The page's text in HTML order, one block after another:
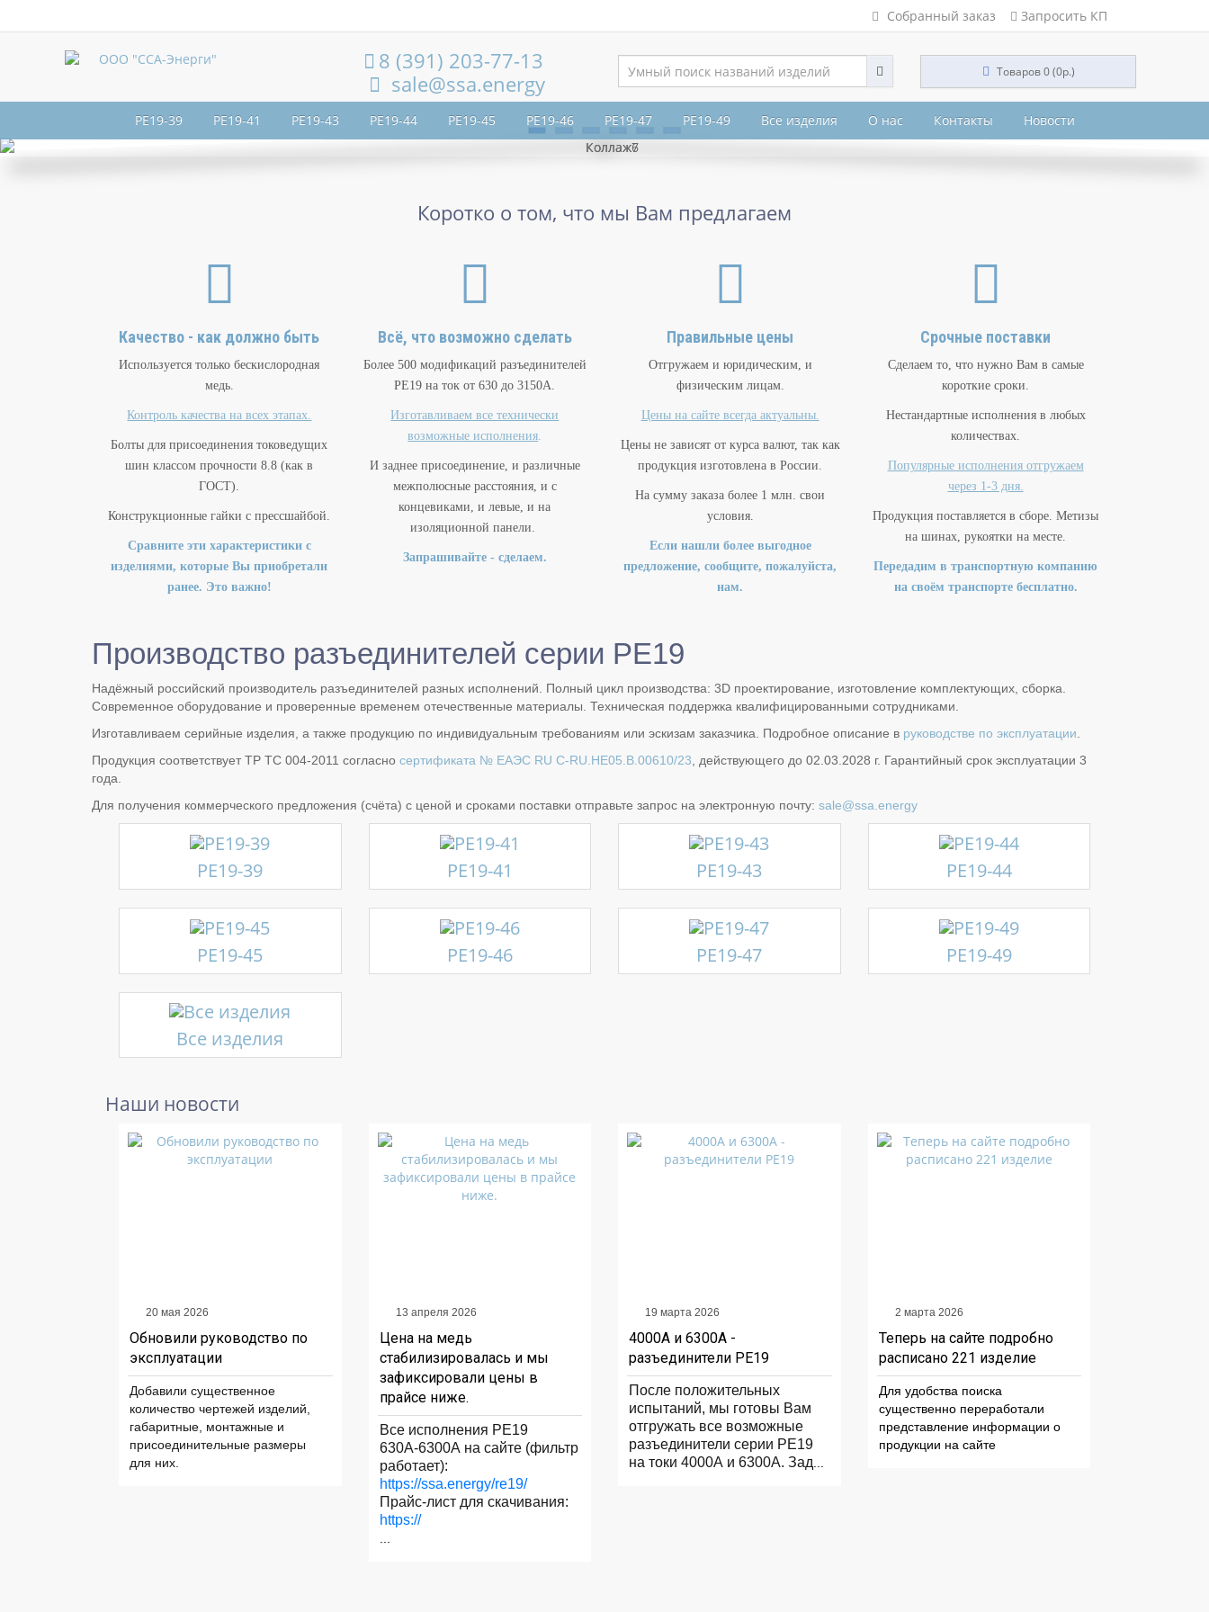
Собранный заказ Запросить КП
8 (391) 203-77-13
sale@ssa.energy
Товаров 0 (0р.)
РЕ19-39 РЕ19-41 РЕ19-43 РЕ19-44 РЕ19-45 РЕ19-46 РЕ19-47 РЕ19-49 Все изделия О нас Контакты Новости
Коротко о том, что мы Вам предлагаем
Качество - как должно быть
Используется только бескислородная
медь.
Контроль качества на всех этапах.
Болты для присоединения токоведущих
шин классом прочности 8.8 (как в
ГОСТ).
Конструкционные гайки с прессшайбой.
Сравните эти характеристики с
изделиями, которые Вы приобретали
ранее. Это важно!
Всё, что возможно сделать
Более 500 модификаций разъединителей
РЕ19 на ток от 630 до 3150А.
Изготавливаем все технически
возможные исполнения.
И заднее присоединение, и различные
межполюсные расстояния, и с
концевиками, и левые, и на
изоляционной панели.
Запрашивайте - сделаем.
Правильные цены
Отгружаем и юридическим, и
физическим лицам.
Цены на сайте всегда актуальны.
Цены не зависят от курса валют, так как
продукция изготовлена в России.
На сумму заказа более 1 млн. свои
условия.
Если нашли более выгодное
предложение, сообщите, пожалуйста,
нам.
Срочные поставки
Сделаем то, что нужно Вам в самые
короткие сроки.
Нестандартные исполнения в любых
количествах.
Популярные исполнения отгружаем
через 1-3 дня.
Продукция поставляется в сборе. Метизы
на шинах, рукоятки на месте.
Передадим в транспортную компанию
на своём транспорте бесплатно.
Производство разъединителей серии РЕ19
Надёжный российский производитель разъединителей разных исполнений. Полный цикл производства: 3D проектирование, изготовление комплектующих, сборка.
Современное оборудование и проверенные временем отечественные материалы. Техническая поддержка квалифицированными сотрудниками.
Изготавливаем серийные изделия, а также продукцию по индивидуальным требованиям или эскизам заказчика. Подробное описание в руководстве по эксплуатации
Продукция соответствует ТР ТС 004-2011 согласно сертификата № ЕАЭС RU C-RU.НЕ05.В.00610/23 , действующего до 02.03.2028 г. Гарантийный срок эксплуатации 3
года.
Для получения коммерческого предложения (счёта) с ценой и сроками поставки отправьте запрос на электронную почту: sale@ssa.energy
РЕ19-39 РЕ19-41 РЕ19-43 РЕ19-44
РЕ19-45 РЕ19-46 РЕ19-47 РЕ19-49
Все изделия
Наши новости
20 мая 2026
Обновили руководство по
эксплуатации
Добавили существенное
количество чертежей изделий,
габаритные, монтажные и
присоединительные размеры
для них.
13 апреля 2026
Цена на медь
стабилизировалась и мы
зафиксировали цены в
прайсе ниже.
Все исполнения РЕ19
630А-6300А на сайте (фильтр
работает):
https://ssa.energy/re19/
Прайс-лист для скачивания:
https://
...
19 марта 2026
4000А и 6300А -
разъединители РЕ19
После положительных
испытаний, мы готовы Вам
отгружать все возможные
разъединители серии РЕ19
на токи 4000А и 6300А. Зад...
2 марта 2026
Теперь на сайте подробно
расписано 221 изделие
Для удобства поиска
существенно переработали
представление информации о
продукции на сайте